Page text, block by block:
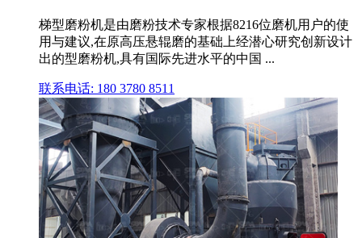
梯型磨粉机是由磨粉技术专家根据8216位磨机用户的使
用与建议,在原高压悬辊磨的基础上经潜心研究创新设计
出的型磨粉机,具有国际先进水平的中国 ...
联系电话: 180 3780 8511